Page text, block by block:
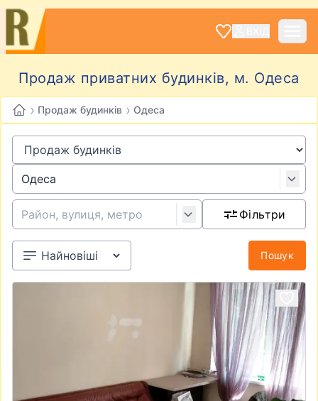
Продаж приватних будинків, м. Одеса
› Продаж будинків › Одеса
Фільтри
Пошук